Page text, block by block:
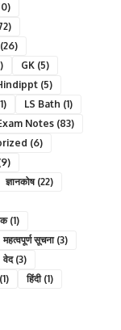
(26)
GK (5)
(5)
LS Bath (1)
Notes (83)
(6)
ज्ञानकोष(22)
(1)
महत्वपूर्ण सूचना(3)
वेद(3)
हिंदी(1)